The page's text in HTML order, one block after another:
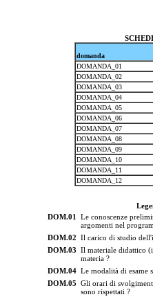
domanda
DOMANDA_01
DOMANDA_02
DOMANDA_03
DOMANDA_04
DOMANDA_05
DOMANDA_06
DOMANDA_07
DOMANDA_08
DOMANDA_09
DOMANDA_10
DOMANDA_11
DOMANDA_12
DOM.01
Le conoscenze
argomenti nel
DOM.02 Il carico di studio
DOM.03 Il materiale didattico
materia ?
DOM.04 Le modalità di esame
DOM.05 Gli orari di
sono rispettati ?